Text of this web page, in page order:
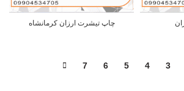
چاپ تیشرت ارزان کرمانشاه
3
4
5
6
7